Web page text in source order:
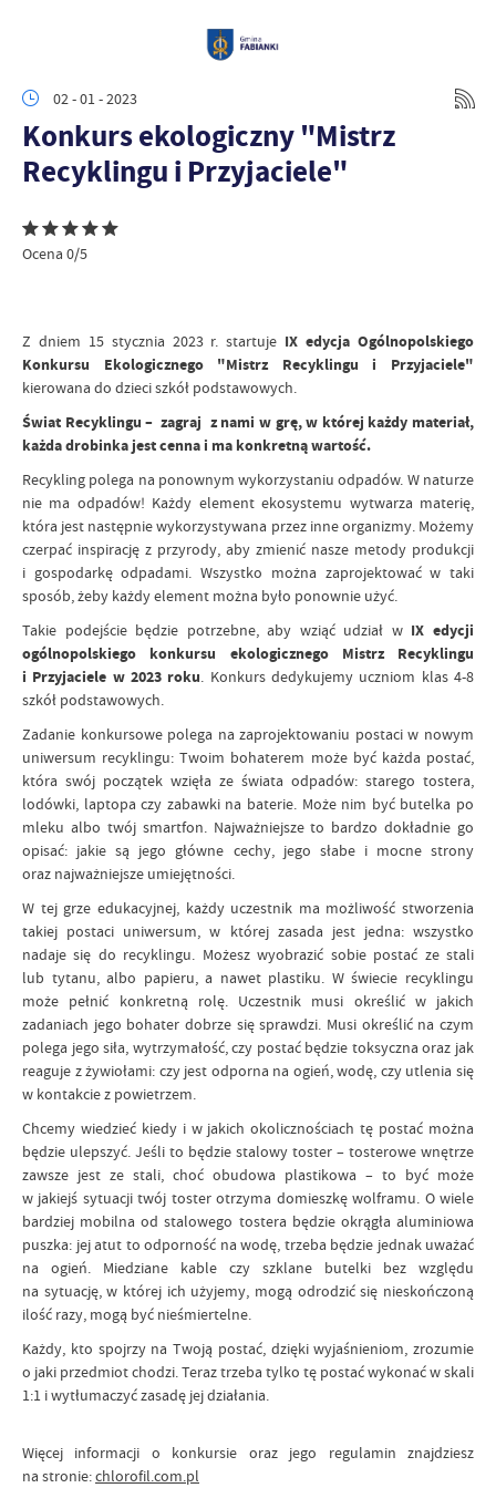
02 - 01 - 2023
Konkurs ekologiczny "Mistrz
Recyklingu i Przyjaciele"
Ocena 0/5
Z dniem 15 stycznia 2023 r. startuje IX edycja Ogólnopolskiego
Konkursu Ekologicznego "Mistrz Recyklingu i Przyjaciele"
kierowana do dzieci szkół podstawowych.
Świat Recyklingu – zagraj z nami w grę, w której każdy materiał,
każda drobinka jest cenna i ma konkretną wartość.
Recykling polega na ponownym wykorzystaniu odpadów. W naturze
nie ma odpadów! Każdy element ekosystemu wytwarza materię,
która jest następnie wykorzystywana przez inne organizmy. Możemy
czerpać inspirację z przyrody, aby zmienić nasze metody produkcji
i gospodarkę odpadami. Wszystko można zaprojektować w taki
sposób, żeby każdy element można było ponownie użyć.
Takie podejście będzie potrzebne, aby wziąć udział w IX edycji
ogólnopolskiego konkursu ekologicznego Mistrz Recyklingu
i Przyjaciele w 2023 roku. Konkurs dedykujemy uczniom klas 4-8
szkół podstawowych.
Zadanie konkursowe polega na zaprojektowaniu postaci w nowym
uniwersum recyklingu: Twoim bohaterem może być każda postać,
która swój początek wzięła ze świata odpadów: starego tostera,
lodówki, laptopa czy zabawki na baterie. Może nim być butelka po
mleku albo twój smartfon. Najważniejsze to bardzo dokładnie go
opisać: jakie są jego główne cechy, jego słabe i mocne strony
oraz najważniejsze umiejętności.
W tej grze edukacyjnej, każdy uczestnik ma możliwość stworzenia
takiej postaci uniwersum, w której zasada jest jedna: wszystko
nadaje się do recyklingu. Możesz wyobrazić sobie postać ze stali
lub tytanu, albo papieru, a nawet plastiku. W świecie recyklingu
może pełnić konkretną rolę. Uczestnik musi określić w jakich
zadaniach jego bohater dobrze się sprawdzi. Musi określić na czym
polega jego siła, wytrzymałość, czy postać będzie toksyczna oraz jak
reaguje z żywiołami: czy jest odporna na ogień, wodę, czy utlenia się
w kontakcie z powietrzem.
Chcemy wiedzieć kiedy i w jakich okolicznościach tę postać można
będzie ulepszyć. Jeśli to będzie stalowy toster – tosterowe wnętrze
zawsze jest ze stali, choć obudowa plastikowa – to być może
w jakiejś sytuacji twój toster otrzyma domieszkę wolframu. O wiele
bardziej mobilna od stalowego tostera będzie okrągła aluminiowa
puszka: jej atut to odporność na wodę, trzeba będzie jednak uważać
na ogień. Miedziane kable czy szklane butelki bez względu
na sytuację, w której ich użyjemy, mogą odrodzić się nieskończoną
ilość razy, mogą być nieśmiertelne.
Każdy, kto spojrzy na Twoją postać, dzięki wyjaśnieniom, zrozumie
o jaki przedmiot chodzi. Teraz trzeba tylko tę postać wykonać w skali
1:1 i wytłumaczyć zasadę jej działania.
Więcej informacji o konkursie oraz jego regulamin znajdziesz
na stronie:chlorofil.com.pl